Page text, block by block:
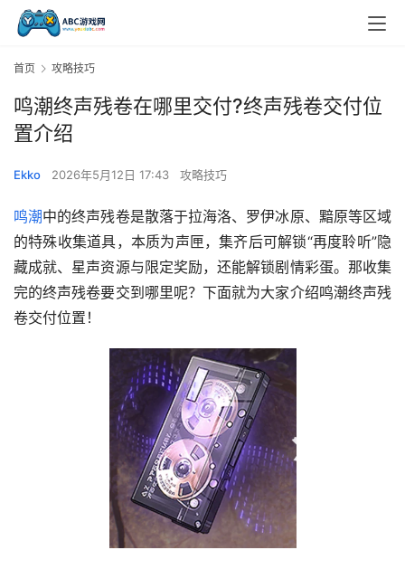
首页 攻略技巧
鸣潮终声残卷在哪里交付?终声残卷交付位
置介绍
Ekko 2026年5月12日 17:43 攻略技巧
鸣潮中的终声残卷是散落于拉海洛、罗伊冰原、黯原等区域
的特殊收集道具，本质为声匣，集齐后可解锁“再度聆听”隐
藏成就、星声资源与限定奖励，还能解锁剧情彩蛋。那收集
完的终声残卷要交到哪里呢？下面就为大家介绍鸣潮终声残
卷交付位置！